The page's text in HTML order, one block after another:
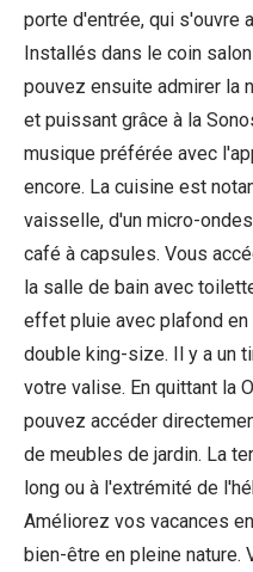
porte d'entrée, qui s'ouvre
Installés dans le coin
pouvez ensuite admirer la
et puissant grâce à la
musique préférée avec
encore. La cuisine est
vaisselle, d'un micro-
café à capsules. Vous
la salle de bain avec
effet pluie avec plafond
double king-size. Il y a un
votre valise. En quittant la
pouvez accéder
de meubles de jardin. La
long ou à l'extrémité de
Améliorez vos vacances
bien-être en pleine nature.